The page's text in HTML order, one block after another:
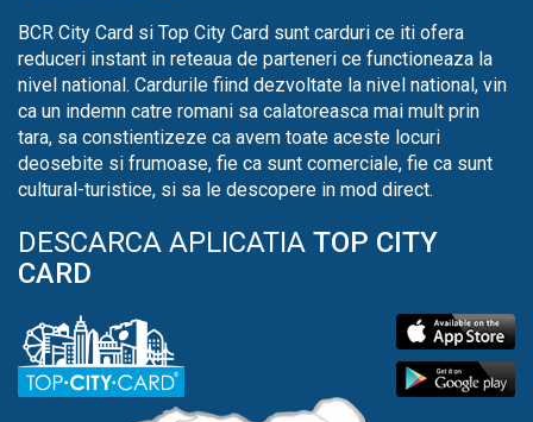
BCR City Card si Top City Card sunt carduri ce iti ofera
reduceri instant in reteaua de parteneri ce functioneaza la
nivel national. Cardurile fiind dezvoltate la nivel national, vin
ca un indemn catre romani sa calatoreasca mai mult prin
tara, sa constientizeze ca avem toate aceste locuri
deosebite si frumoase, fie ca sunt comerciale, fie ca sunt
cultural-turistice, si sa le descopere in mod direct.
DESCARCA APLICATIA TOP CITY
CARD